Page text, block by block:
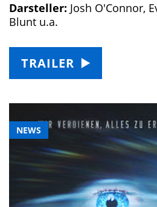
NEWS
Darsteller: Josh O'Connor,
Blunt u.a.
TRAILER